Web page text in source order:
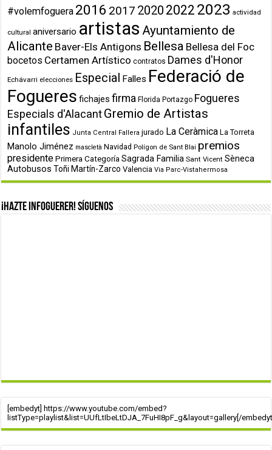
#volemfoguera 2016 2017 2020 2022 2023 actividad
cultural aniversario artistas Ayuntamiento de
Alicante Baver-Els Antigons Bellesa Bellesa del Foc
bocetos Certamen Artístico contratos Dames d'Honor
Echávarri elecciones Especial Falles Federació de
Fogueres fichajes firma Florida Portazgo Fogueres
Especials d'AlacantGremio de Artistas
infantiles Junta Central Fallera jurado La Ceràmica La Torreta
Manolo Jiménez mascletà Navidad Polígon de Sant Blai premios
presidente Primera Categoría Sagrada Familia Sant Vicent Sèneca
Autobusos Toñi Martín-Zarco Valencia Via Parc-Vistahermosa
¡Hazte infoguerer! Síguenos
[embedyt] https://www.youtube.com/embed?
listType=playlist&list=UUfLtIbeLtDJA_7FuHI8pF_g&layout=gallery[/